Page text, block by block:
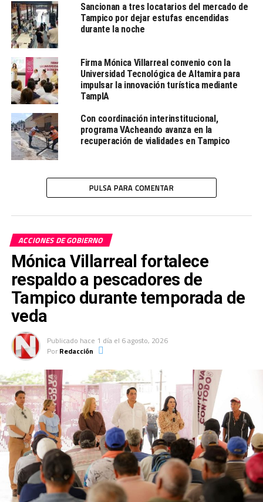
«Estamos hablando de 18 hospitales que ya
inauguramos, 13 que están en construcción y próximos
a inauguración, y 50 que estaremos haciendo a lo largo
del sexenio», expuso.
TEMAS RELACIONADOS:
HOSPITAL GENERAL DE CIUDAD MADERO
PRINCIPAL
TAMAULIPAS
LE SIGUE
Reconoce Mónica Villarreal la vocación y compromiso del
magisterio tampiqueño
NO TE PIERDAS
Reconoce Sheinbaum trabajo de Américo y anuncia nueva
visita a Tamaulipas
Redacción
Desde la redacción.
Sancionan a tres locatarios del mercado de
Tampico por dejar estufas encendidas
durante la noche
Firma Mónica Villarreal convenio con la
Universidad Tecnológica de Altamira para
impulsar la innovación turística mediante
TampIA
Con coordinación interinstitucional,
programa VAcheando avanza en la
recuperación de vialidades en Tampico
PULSA PARA COMENTAR
ACCIONES DE GOBIERNO
Mónica Villarreal fortalece
respaldo a pescadores de
Tampico durante temporada de
veda
Publicado hace 1 día el 6 agosto, 2026
Por Redacción